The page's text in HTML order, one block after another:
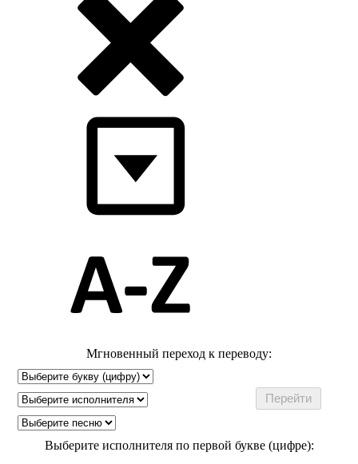
Мгновенный переход к переводу:
Выберите исполнителя по первой букве (цифре):